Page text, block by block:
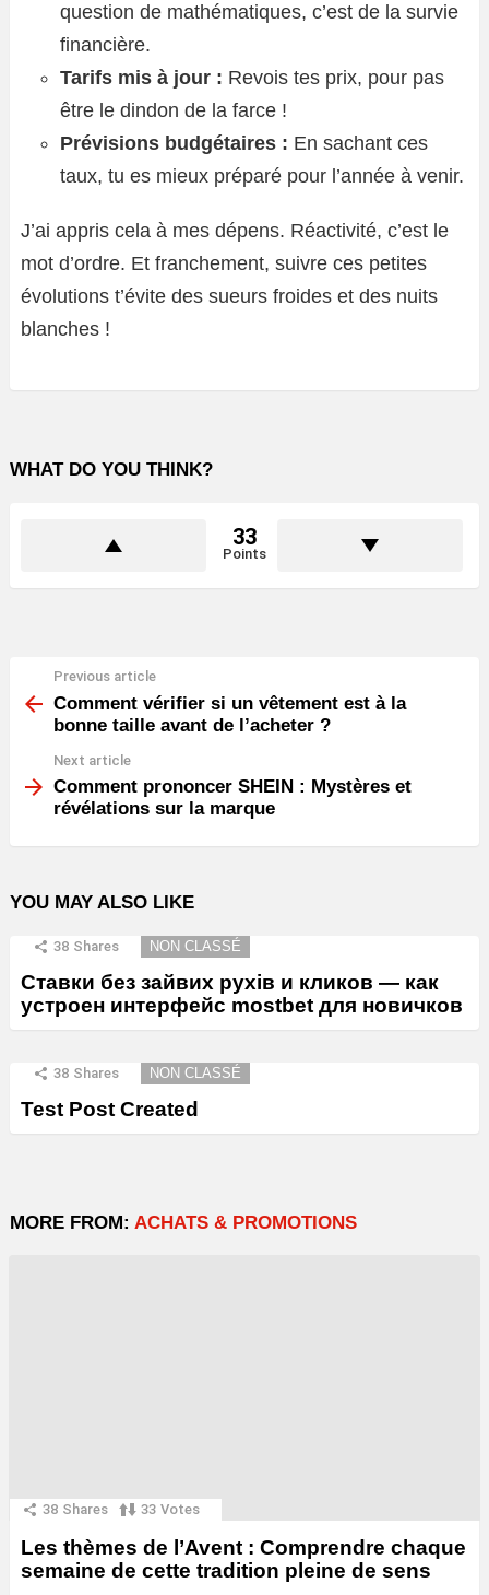
question de mathématiques, c’est de la survie
financière.
Tarifs mis à jour : Revois tes prix, pour pas
être le dindon de la farce !
Prévisions budgétaires : En sachant ces
taux, tu es mieux préparé pour l’année à venir.
J’ai appris cela à mes dépens. Réactivité, c’est le
mot d’ordre. Et franchement, suivre ces petites
évolutions t’évite des sueurs froides et des nuits
blanches !
WHAT DO YOU THINK?
33
Points
more
Previous article
Comment vérifier si un vêtement est à la
bonne taille avant de l’acheter ?
Next article
Comment prononcer SHEIN : Mystères et
révélations sur la marque
YOU MAY ALSO LIKE
38 Shares NON CLASSÉ
Ставки без зайвих рухів и кликов — как
устроен интерфейс mostbet для новичков
38 Shares NON CLASSÉ
Test Post Created
MORE FROM: ACHATS & PROMOTIONS
38 Shares 33 Votes
Les thèmes de l’Avent : Comprendre chaque
semaine de cette tradition pleine de sens